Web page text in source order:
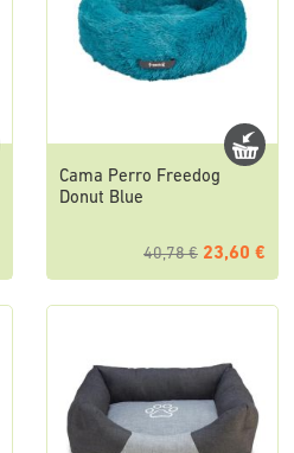
Cama Perro Freedog
Donut Blue
40,78 € 23,60 €